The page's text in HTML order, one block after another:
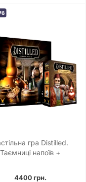
гра Distilled.
Таємниці напоїв +
4400 грн.